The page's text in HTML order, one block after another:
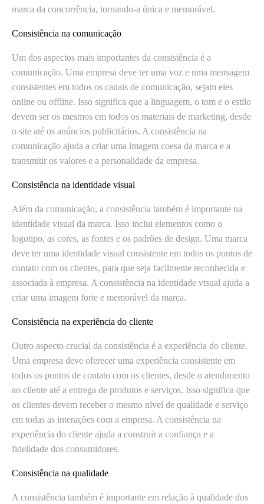
marca da concorrência, tornando-a única e memorável.
Consistência na comunicação
Um dos aspectos mais importantes da consistência é a
comunicação. Uma empresa deve ter uma voz e uma mensagem
consistentes em todos os canais de comunicação, sejam eles
online ou offline. Isso significa que a linguagem, o tom e o estilo
devem ser os mesmos em todos os materiais de marketing, desde
o site até os anúncios publicitários. A consistência na
comunicação ajuda a criar uma imagem coesa da marca e a
transmitir os valores e a personalidade da empresa.
Consistência na identidade visual
Além da comunicação, a consistência também é importante na
identidade visual da marca. Isso inclui elementos como o
logotipo, as cores, as fontes e os padrões de design. Uma marca
deve ter uma identidade visual consistente em todos os pontos de
contato com os clientes, para que seja facilmente reconhecida e
associada à empresa. A consistência na identidade visual ajuda a
criar uma imagem forte e memorável da marca.
Consistência na experiência do cliente
Outro aspecto crucial da consistência é a experiência do cliente.
Uma empresa deve oferecer uma experiência consistente em
todos os pontos de contato com os clientes, desde o atendimento
ao cliente até a entrega de produtos e serviços. Isso significa que
os clientes devem receber o mesmo nível de qualidade e serviço
em todas as interações com a empresa. A consistência na
experiência do cliente ajuda a construir a confiança e a
fidelidade dos consumidores.
Consistência na qualidade
A consistência também é importante em relação à qualidade dos